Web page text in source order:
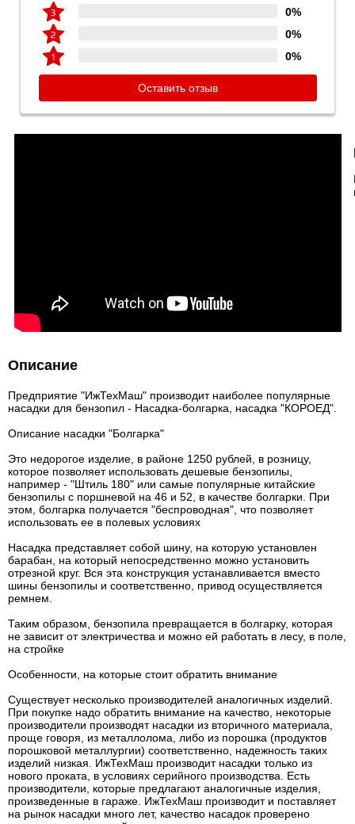
0%
0%
0%
Оставить отзыв
Описание
Предприятие "ИжТехМаш" производит наиболее популярные
насадки для бензопил - Насадка-болгарка, насадка "КОРОЕД".
Описание насадки "Болгарка"
Это недорогое изделие, в районе 1250 рублей, в розницу,
которое позволяет использовать дешевые бензопилы,
например - "Штиль 180" или самые популярные китайские
бензопилы с поршневой на 46 и 52, в качестве болгарки. При
этом, болгарка получается "беспроводная", что позволяет
использовать ее в полевых условиях
Насадка представляет собой шину, на которую установлен
барабан, на который непосредственно можно установить
отрезной круг. Вся эта конструкция устанавливается вместо
шины бензопилы и соответственно, привод осуществляется
ремнем.
Таким образом, бензопила превращается в болгарку, которая
не зависит от электричества и можно ей работать в лесу, в поле,
на стройке
Особенности, на которые стоит обратить внимание
Существует несколько производителей аналогичных изделий.
При покупке надо обратить внимание на качество, некоторые
производители производят насадки из вторичного материала,
проще говоря, из металлолома, либо из порошка (продуктов
порошковой металлургии) соответственно, надежность таких
изделий низкая. ИжТехМаш производит насадки только из
нового проката, в условиях серийного производства. Есть
производители, которые предлагают аналогичные изделия,
произведенные в гараже. ИжТехМаш производит и поставляет
на рынок насадки много лет, качество насадок проверено